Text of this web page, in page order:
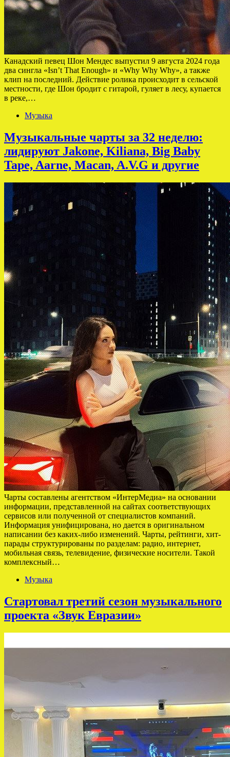
Канадский певец Шон Мендес выпустил 9 августа 2024 года
два сингла «Isn’t That Enough» и «Why Why Why», а также
клип на последний. Действие ролика происходит в сельской
местности, где Шон бродит с гитарой, гуляет в лесу, купается
в реке,…
Музыка
Музыкальные чарты за 32 неделю:
лидируют Jakone, Kiliana, Big Baby
Tape, Aarne, Macan, A.V.G и другие
Чарты составлены агентством «ИнтерМедиа» на основании
информации, представленной на сайтах соответствующих
сервисов или полученной от специалистов компаний.
Информация унифицирована, но дается в оригинальном
написании без каких-либо изменений. Чарты, рейтинги, хит-
парады структурированы по разделам: радио, интернет,
мобильная связь, телевидение, физические носители. Такой
комплексный…
Музыка
Стартовал третий сезон музыкального
проекта «Звук Евразии»